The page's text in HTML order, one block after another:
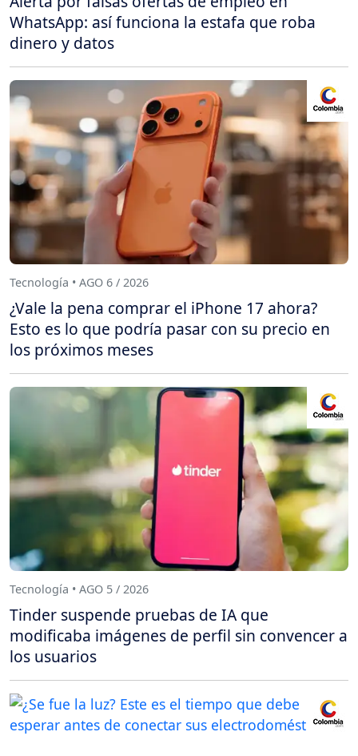
WhatsApp: así funciona la estafa que roba
dinero y datos
Tecnología • AGO 6 / 2026
¿Vale la pena comprar el iPhone 17 ahora?
Esto es lo que podría pasar con su precio en
los próximos meses
Tecnología • AGO 5 / 2026
Tinder suspende pruebas de IA que
modificaba imágenes de perfil sin convencer a
los usuarios